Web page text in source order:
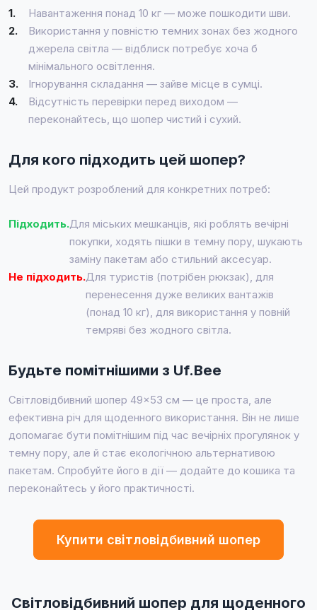
1.
Навантаження понад 10 кг — може пошкодити шви.
2.
Використання у повністю темних зонах без жодного
джерела світла — відблиск потребує хоча б
мінімального освітлення.
3.
Ігнорування складання — зайве місце в сумці.
4.
Відсутність перевірки перед виходом —
переконайтесь, що шопер чистий і сухий.
Для кого підходить цей шопер?
Цей продукт розроблений для конкретних потреб:
Підходить.Для міських мешканців, які роблять вечірні
покупки, ходять пішки в темну пору, шукають
заміну пакетам або стильний аксесуар.
Не підходить.Для туристів (потрібен рюкзак), для
перенесення дуже великих вантажів
(понад 10 кг), для використання у повній
темряві без жодного світла.
Будьте помітнішими з Uf.Bee
Світловідбивний шопер 49×53 см — це проста, але
ефективна річ для щоденного використання. Він не лише
допомагає бути помітнішим під час вечірніх прогулянок у
темну пору, але й стає екологічною альтернативою
пакетам. Спробуйте його в дії — додайте до кошика та
переконайтесь у його практичності.
Купити світловідбивний шопер
Світловідбивний шопер для щоденного